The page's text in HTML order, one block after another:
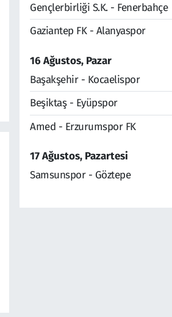
Gençlerbirliği S.K. - Fenerbahçe
Gaziantep FK - Alanyaspor
16 Ağustos, Pazar
Başakşehir - Kocaelispor
Beşiktaş - Eyüpspor
Amed - Erzurumspor FK
17 Ağustos, Pazartesi
Samsunspor - Göztepe